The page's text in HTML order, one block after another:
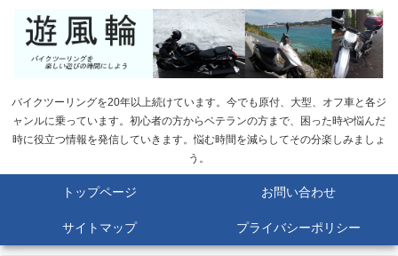
バイクツーリングを20年以上続けています。今でも原付、大型、オフ車と各ジ
ャンルに乗っています。初心者の方からベテランの方まで、困った時や悩んだ
時に役立つ情報を発信していきます。悩む時間を減らしてその分楽しみましょ
う。
トップページ お問い合わせ
サイトマップ プライバシーポリシー